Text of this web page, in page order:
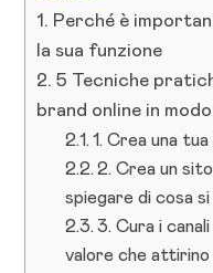
Perché è
la sua funzione
5 Tecniche
brand online in
1. Crea una
2. Crea un
spiegare di cosa
3. Cura i
valore che